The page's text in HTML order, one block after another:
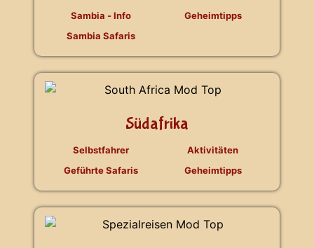
Sambia - Info
Sambia Safaris
Geheimtipps
Südafrika
Selbstfahrer
Geführte Safaris
Aktivitäten
Geheimtipps